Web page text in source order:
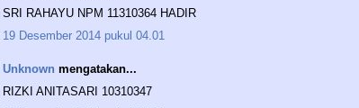
SRI RAHAYU NPM 11310364 HADIR
19 Desember 2014 pukul 04.01
Unknown mengatakan...
RIZKI ANITASARI 10310347